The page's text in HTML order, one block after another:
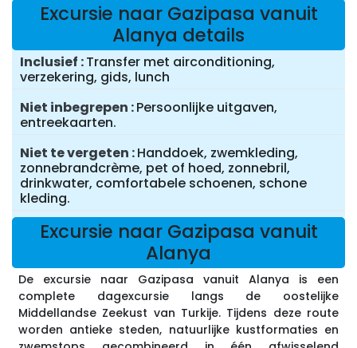
Excursie naar Gazipasa vanuit
Alanya details
Inclusief Transfer met airconditioning,
verzekering, gids, lunch
Niet inbegrepen Persoonlijke uitgaven,
entreekaarten.
Niet te vergeten Handdoek, zwemkleding,
zonnebrandcrème, pet of hoed, zonnebril,
drinkwater, comfortabele schoenen, schone
kleding.
Excursie naar Gazipasa vanuit
Alanya
De excursie naar Gazipasa vanuit Alanya is een
complete dagexcursie langs de oostelijke
Middellandse Zeekust van Turkije. Tijdens deze route
worden antieke steden, natuurlijke kustformaties en